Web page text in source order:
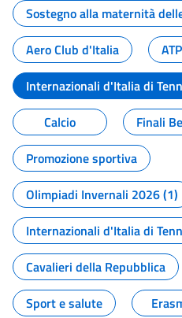
Sostegno alla maternità
Aero Club d'Italia
Internazionali d'Italia di
Calcio
Finali
Promozione sportiva
Olimpiadi Invernali 2026 (1)
Internazionali d'Italia di
Cavalieri della Repubblica
Sport e salute